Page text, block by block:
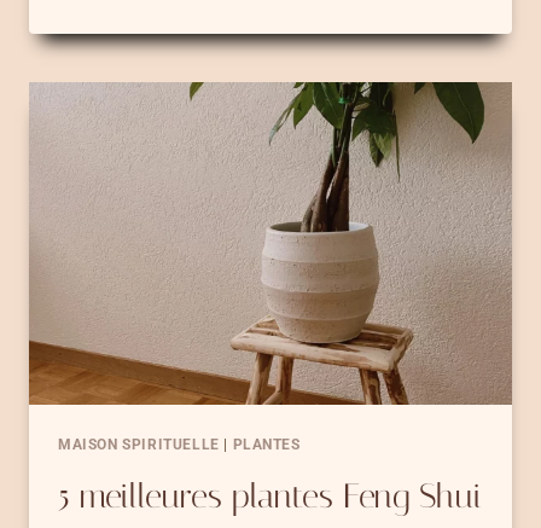
L’ÉLÉMENT
EN
SPIRITUALITÉ
–
PUISSANTES
INTERPRÉTATIONS
MAISON SPIRITUELLE | PLANTES
5 meilleures plantes Feng Shui